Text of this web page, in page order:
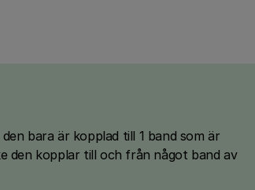
bara är kopplad till 1 band som är
den kopplar till och från något band av